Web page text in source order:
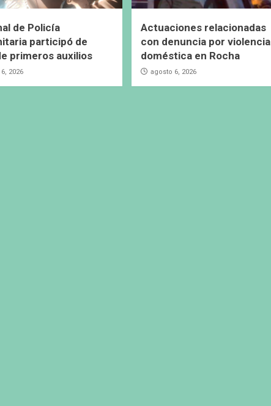
de Policía
participó de
primeros auxilios
2026
Actuaciones relacionadas
con denuncia por violencia
doméstica en Rocha
agosto 6, 2026